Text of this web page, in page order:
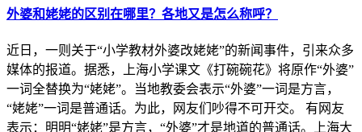
外婆和姥姥的区别在哪里？各地又是怎么称呼？
近日，一则关于“小学教材外婆改姥姥”的新闻事件，引来众多
媒体的报道。据悉，上海小学课文《打碗碗花》将原作“外婆”
一词全替换为“姥姥”。当地教委会表示“外婆”一词是方言，
“姥姥”一词是普通话。为此，网友们吵得不可开交。 有网友
表示：明明“姥姥”是方言，“外婆”才是地道的普通话。上海大